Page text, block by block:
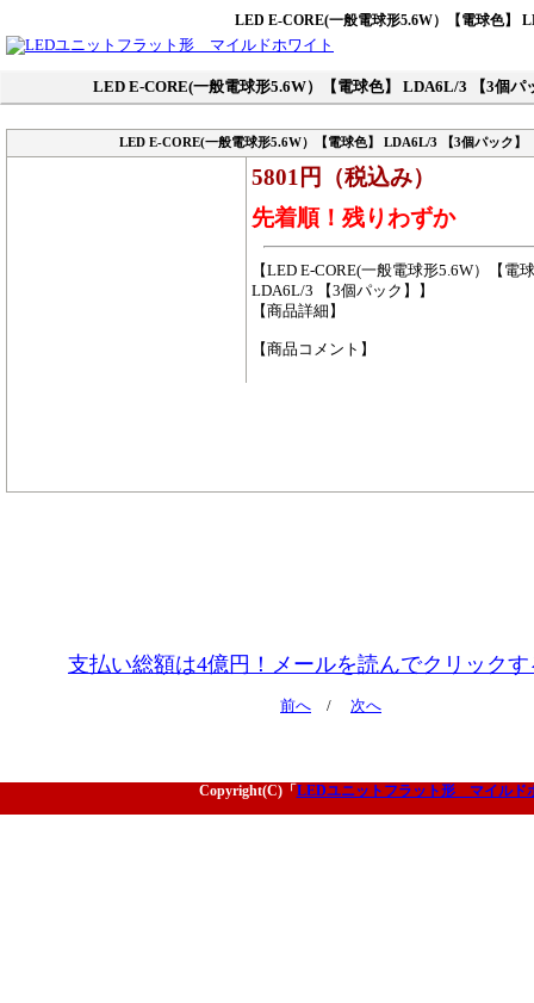
LED E-CORE(一般電球形5.6W）【電球色】
LED E-CORE(一般電球形5.6W）【電球色】 LDA6L/3 【3個パ
LED E-CORE(一般電球形5.6W）【電球色】 LDA6L/3 【3個パック】
5801円（税込み）
先着順！残りわずか
【LED E-CORE(一般電球形5.6W）【電
LDA6L/3 【3個パック】】
【商品詳細】
【商品コメント】
支払い総額は4億円！メールを読んでクリック
前へ / 次へ
Copyright(C)「 LEDユニットフラット形 マイルド